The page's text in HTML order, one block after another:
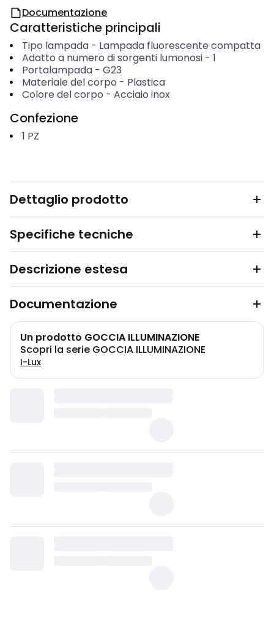
Documentazione
Caratteristiche principali
Tipo lampada- Lampada fluorescente compatta
Adatto a numero di sorgenti lumonosi- 1
Portalampada- G23
Materiale del corpo - Plastica
Colore del corpo - Acciaio inox
Confezione
1 PZ
Dettaglio prodotto
Specifiche tecniche
Descrizione estesa
Documentazione
Un prodotto GOCCIA ILLUMINAZIONE
Scopri la serie GOCCIA ILLUMINAZIONE
I-Lux